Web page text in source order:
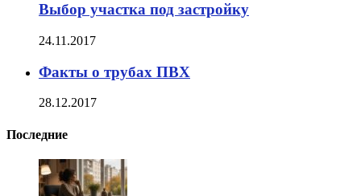
Выбор участка под застройку
24.11.2017
Факты о трубах ПВХ
28.12.2017
Последние